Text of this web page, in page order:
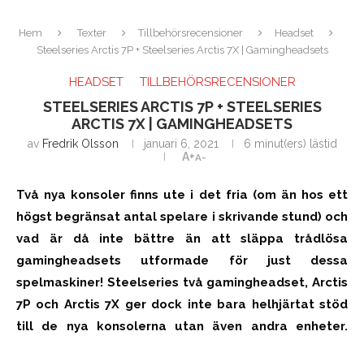
Hem Texter Tillbehörsrecensioner
Headset
Steelseries Arctis 7P + Steelseries Arctis 7X | Gamingheadsets
HEADSET TILLBEHÖRSRECENSIONER
STEELSERIES ARCTIS 7P + STEELSERIES
ARCTIS 7X | GAMINGHEADSETS
av Fredrik Olsson januari 6, 2021
6 minut(ers) lästid
A+A-
Två nya konsoler finns ute i det fria (om än hos ett
högst begränsat antal spelare i skrivande stund) och
vad är då inte bättre än att släppa trådlösa
gamingheadsets utformade för just dessa
spelmaskiner! Steelseries två gamingheadset, Arctis
7P och Arctis 7X ger dock inte bara helhjärtat stöd
till de nya konsolerna utan även andra enheter.